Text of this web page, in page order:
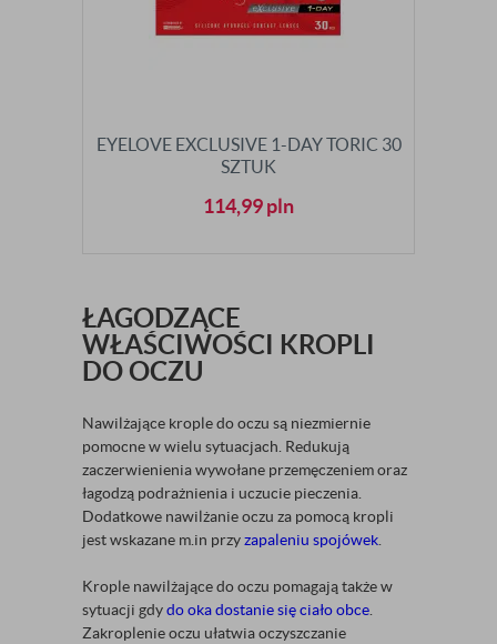
EYELOVE EXCLUSIVE 1-DAY TORIC 30
SZTUK
114,99pln
ŁAGODZĄCE
WŁAŚCIWOŚCI KROPLI
DO OCZU
Nawilżające krople do oczu są niezmiernie
pomocne w wielu sytuacjach. Redukują
zaczerwienienia wywołane przemęczeniem oraz
łagodzą podrażnienia i uczucie pieczenia.
Dodatkowe nawilżanie oczu za pomocą kropli
jest wskazane m.in przyzapaleniu spojówek
Krople nawilżające do oczu pomagają także w
sytuacji gdydo oka dostanie się ciało obce
Zakroplenie oczu ułatwia oczyszczanie